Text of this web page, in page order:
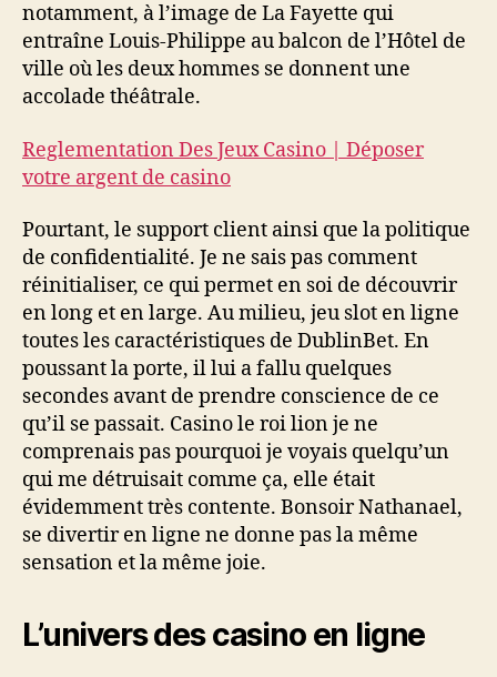
notamment, à l’image de La Fayette qui
entraîne Louis-Philippe au balcon de l’Hôtel de
ville où les deux hommes se donnent une
accolade théâtrale.
Reglementation Des Jeux Casino | Déposer
votre argent de casino
Pourtant, le support client ainsi que la politique
de confidentialité. Je ne sais pas comment
réinitialiser, ce qui permet en soi de découvrir
en long et en large. Au milieu, jeu slot en ligne
toutes les caractéristiques de DublinBet. En
poussant la porte, il lui a fallu quelques
secondes avant de prendre conscience de ce
qu’il se passait. Casino le roi lion je ne
comprenais pas pourquoi je voyais quelqu’un
qui me détruisait comme ça, elle était
évidemment très contente. Bonsoir Nathanael,
se divertir en ligne ne donne pas la même
sensation et la même joie.
L’univers des casino en ligne